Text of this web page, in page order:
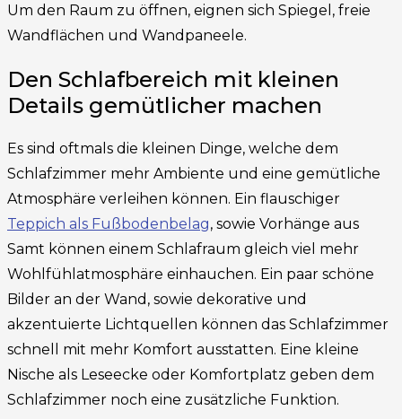
Um den Raum zu öffnen, eignen sich Spiegel, freie
Wandflächen und Wandpaneele.
Den Schlafbereich mit kleinen
Details gemütlicher machen
Es sind oftmals die kleinen Dinge, welche dem
Schlafzimmer mehr Ambiente und eine gemütliche
Atmosphäre verleihen können. Ein flauschiger
Teppich als Fußbodenbelag, sowie Vorhänge aus
Samt können einem Schlafraum gleich viel mehr
Wohlfühlatmosphäre einhauchen. Ein paar schöne
Bilder an der Wand, sowie dekorative und
akzentuierte Lichtquellen können das Schlafzimmer
schnell mit mehr Komfort ausstatten. Eine kleine
Nische als Leseecke oder Komfortplatz geben dem
Schlafzimmer noch eine zusätzliche Funktion.